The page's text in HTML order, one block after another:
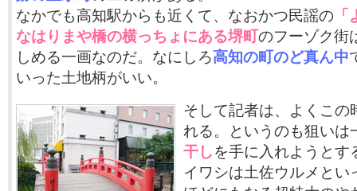
なかでも高知駅からも近くて、なおかつ民謡の
なはりまや橋の横っちょにある堺町のフーゾク街
しめる一画なのだ。なにしろ高知の町のど真ん中
いった土地柄がいい。
そして記者は、よくこの
れる。というのも狙いは
干しを手に入れようとす
イワシは土佐ウルメとい